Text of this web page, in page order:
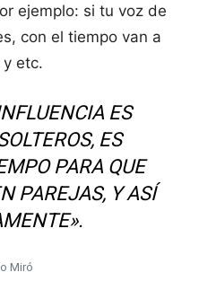
ejemplo: si tu voz de
con el tiempo van a
etc.
ES
ES
PARA QUE
PAREJAS, Y ASÍ
Miró